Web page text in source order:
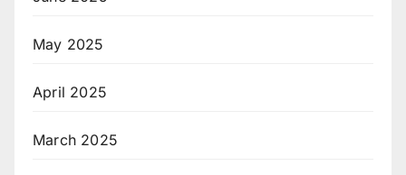
May 2025
April 2025
March 2025